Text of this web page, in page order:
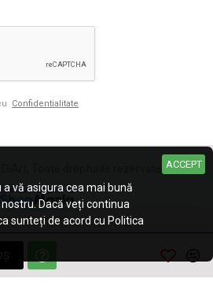
Confidentialitate
Toate drepturile rezervate. ACCEPT
vă asigura cea mai bună
Dacă veți continua
sunteți de acord cu Politica